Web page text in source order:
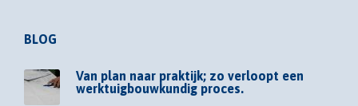
BLOG
Van plan naar praktijk; zo verloopt een
werktuigbouwkundig proces.